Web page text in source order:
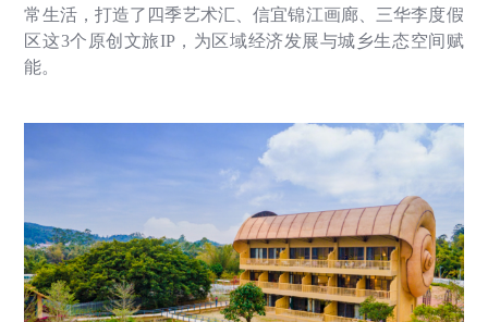
常生活，打造了四季艺术汇、信宜锦江画廊、三华李度假
区这3个原创文旅IP，为区域经济发展与城乡生态空间赋
能。